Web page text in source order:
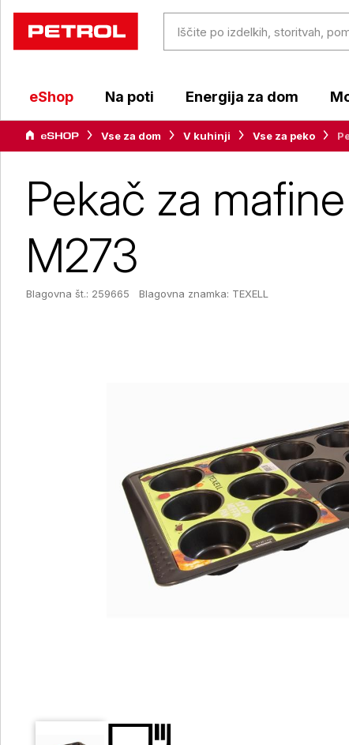
eShop Na poti Energija za dom
Vse za dom V kuhinji Vse za peko
Pekač za
M273
Blagovna št.: 259665 Blagovna znamka: TEXELL